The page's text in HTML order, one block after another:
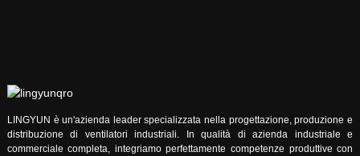
LINGYUN è un'azienda leader specializzata nella progettazione, produzione e
distribuzione di ventilatori industriali. In qualità di azienda industriale e
commerciale completa, integriamo perfettamente competenze produttive con